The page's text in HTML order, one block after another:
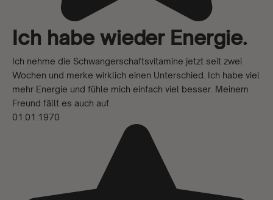
Ich habe wieder Energie.
Ich nehme die Schwangerschaftsvitamine jetzt seit zwei
Wochen und merke wirklich einen Unterschied. Ich habe viel
mehr Energie und fühle mich einfach viel besser. Meinem
Freund fällt es auch auf.
01.01.1970